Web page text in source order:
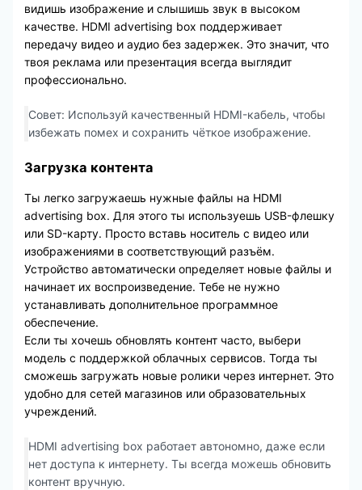
видишь изображение и слышишь звук в высоком
качестве. HDMI advertising box поддерживает
передачу видео и аудио без задержек. Это значит, что
твоя реклама или презентация всегда выглядит
профессионально.
Совет: Используй качественный HDMI-кабель, чтобы
избежать помех и сохранить чёткое изображение.
Загрузка контента
Ты легко загружаешь нужные файлы на HDMI
advertising box. Для этого ты используешь USB-флешку
или SD-карту. Просто вставь носитель с видео или
изображениями в соответствующий разъём.
Устройство автоматически определяет новые файлы и
начинает их воспроизведение. Тебе не нужно
устанавливать дополнительное программное
обеспечение.
Если ты хочешь обновлять контент часто, выбери
модель с поддержкой облачных сервисов. Тогда ты
сможешь загружать новые ролики через интернет. Это
удобно для сетей магазинов или образовательных
учреждений.
HDMI advertising box работает автономно, даже если
нет доступа к интернету. Ты всегда можешь обновить
контент вручную.